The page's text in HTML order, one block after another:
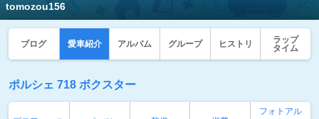
tomozou156
ブログ 愛車紹介 アルバム グループ ヒストリ
ラップ
タイム
ポルシェ 718 ボクスター
フォトアル